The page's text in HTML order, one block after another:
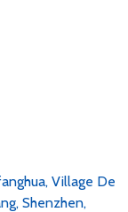
Village De
Shenzhen,